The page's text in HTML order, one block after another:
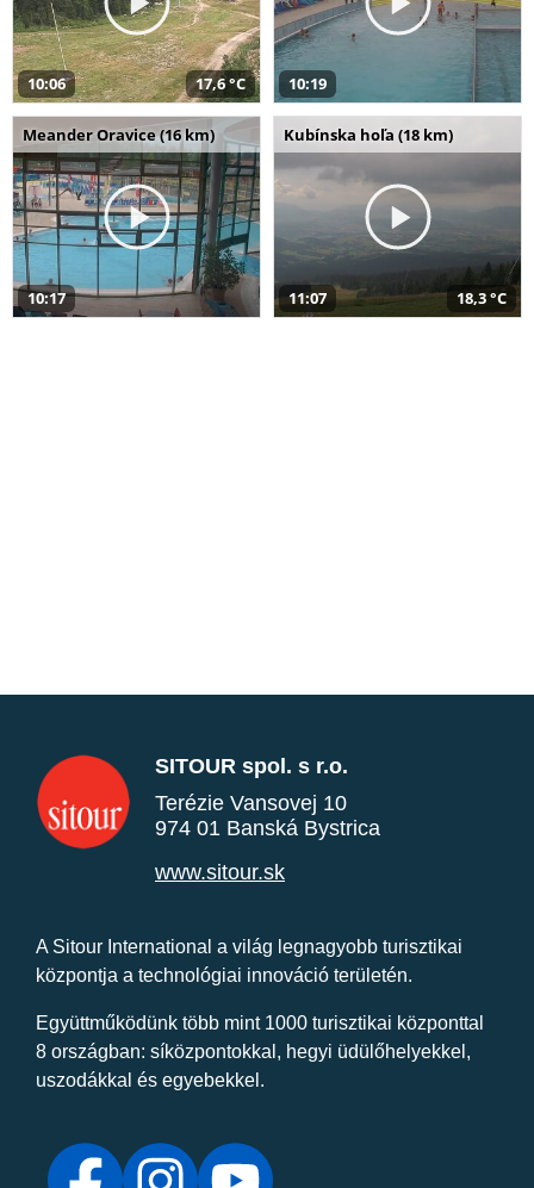
10:06 17,6 °C 10:19
Meander Oravice (16 km)
10:17
Kubínska hoľa (18 km)
11:07 18,3 °C
SITOUR spol. s r.o.
Terézie Vansovej 10
974 01 Banská Bystrica
www.sitour.sk
A Sitour International a világ legnagyobb turisztikai
központja a technológiai innováció területén.
Együttműködünk több mint 1000 turisztikai központtal
8 országban: síközpontokkal, hegyi üdülőhelyekkel,
uszodákkal és egyebekkel.